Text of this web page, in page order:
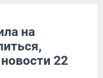
на
22